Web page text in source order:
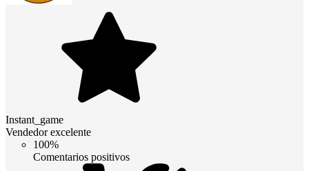
Instant_game
Vendedor excelente
100%
Comentarios positivos